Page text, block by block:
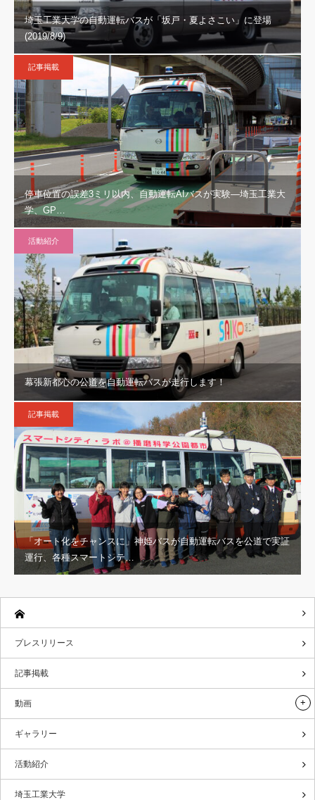
埼玉工業大学の自動運転バスが「坂戸・夏よさこい」に登場
(2019/8/9)
記事掲載
停車位置の誤差3ミリ以内、自動運転AIバスが実験—埼玉工業大
学、GP…
活動紹介
幕張新都心の公道を自動運転バスが走行します！
記事掲載
「オート化をチャンスに」神姫バスが自動運転バスを公道で実証
運行、各種スマートシテ…
プレスリリース
記事掲載
動画
ギャラリー
活動紹介
埼玉工業大学